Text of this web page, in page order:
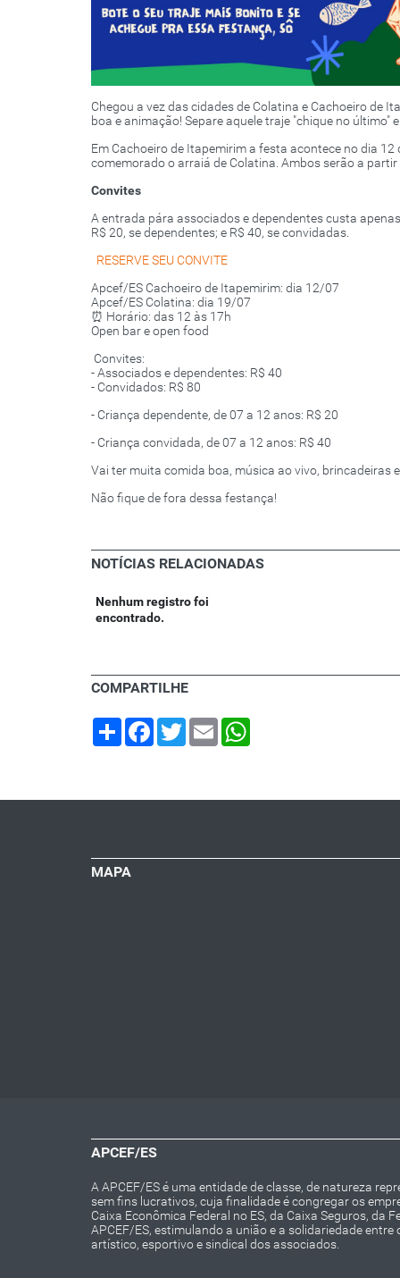
Chegou a vez das cidades de Colatina e Cachoeiro de
boa e animação! Separe aquele traje "chique no último"
Em Cachoeiro de Itapemirim a festa acontece no dia
comemorado o arraiá de Colatina. Ambos serão a
Convites
A entrada pára associados e dependentes custa
R$ 20, se dependentes; e R$ 40, se convidadas.
RESERVE SEU CONVITE
Apcef/ES Cachoeiro de Itapemirim: dia 12/07
Apcef/ES Colatina: dia 19/07
⏰ Horário: das 12 às 17h
Open bar e open food
️ Convites:
- Associados e dependentes: R$ 40
- Convidados: R$ 80
- Criança dependente, de 07 a 12 anos: R$ 20
- Criança convidada, de 07 a 12 anos: R$ 40
Vai ter muita comida boa, música ao vivo, brincadeiras
Não fique de fora dessa festança!
NOTÍCIAS RELACIONADAS
Nenhum registro foi
encontrado.
COMPARTILHE
Share Facebook
TwitterEmail
MAPA
APCEF/ES
A APCEF/ES é uma entidade de classe, de natureza
sem fins lucrativos, cuja finalidade é congregar os
Caixa Econômica Federal no ES, da Caixa Seguros, da
APCEF/ES, estimulando a união e a solidariedade
artístico, esportivo e sindical dos associados.